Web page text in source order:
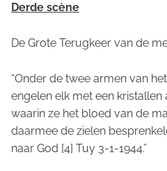
Derde scène
De Grote Terugkeer van de
“Onder de twee armen van
engelen elk met een
waarin ze het bloed van de
daarmee de zielen
naar God [4] Tuy 3-1-1944.”